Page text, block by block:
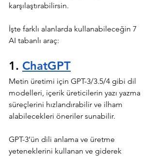
karşılaştırabilirsin.
İşte farklı alanlarda kullanabileceğin 7
AI tabanlı araç:
1. ChatGPT
Metin üretimi için GPT-3/3.5/4 gibi dil
modelleri, içerik üreticilerin yazı yazma
süreçlerini hızlandırabilir ve ilham
alabilecekleri öneriler sunabilir.
GPT-3’ün dili anlama ve üretme
yeteneklerini kullanan ve giderek